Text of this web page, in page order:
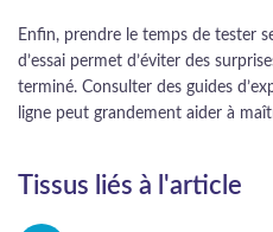
Enfin, prendre le temps de tester
d’essai permet d’éviter des
terminé. Consulter des guides
ligne peut grandement aider à
Tissus liés à l'article